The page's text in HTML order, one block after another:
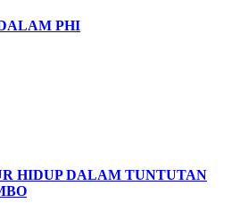
PHI
HIDUP DALAM TUNTUTAN